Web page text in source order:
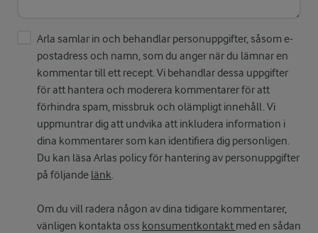
Arla samlar in och behandlar personuppgifter, såsom e-
postadress och namn, som du anger när du lämnar en
kommentar till ett recept. Vi behandlar dessa uppgifter
för att hantera och moderera kommentarer för att
förhindra spam, missbruk och olämpligt innehåll. Vi
uppmuntrar dig att undvika att inkludera information i
dina kommentarer som kan identifiera dig personligen.
Du kan läsa Arlas policy för hantering av personuppgifter
på följande länk.
Om du vill radera någon av dina tidigare kommentarer,
vänligen kontakta oss konsumentkontakt med en sådan